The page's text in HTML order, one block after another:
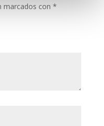
marcados con *